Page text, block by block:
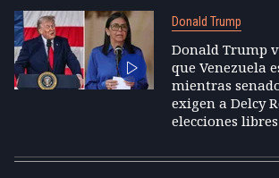
Donald Trump
Donald Trump
que Venezuela
mientras
exigen a Delcy
elecciones